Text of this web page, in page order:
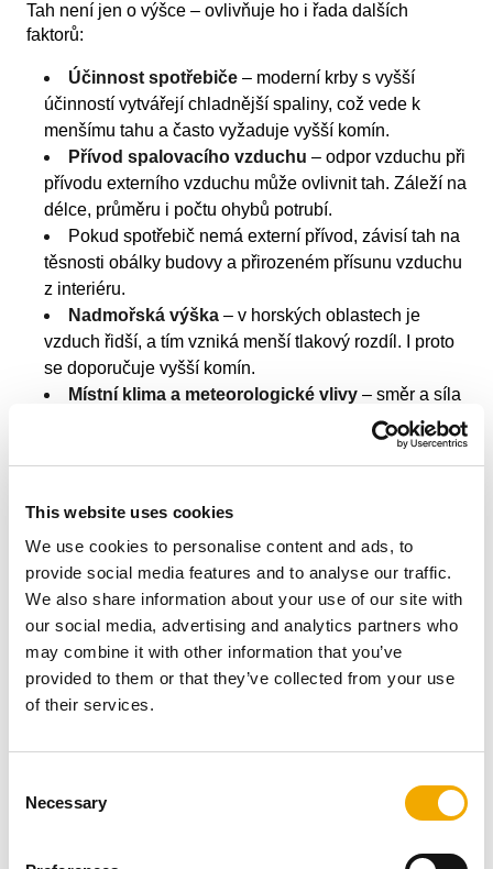
This website uses cookies
We use cookies to personalise content and ads, to
provide social media features and to analyse our traffic.
We also share information about your use of our site with
our social media, advertising and analytics partners who
may combine it with other information that you’ve
provided to them or that they’ve collected from your use
of their services.
Necessary
Tah není jen o výšce – ovlivňuje ho i řada dalších
faktorů:
Účinnost spotřebiče – moderní krby s vyšší
účinností vytvářejí chladnější spaliny, což vede k
menšímu tahu a často vyžaduje vyšší komín.
Přívod spalovacího vzduchu – odpor vzduchu při
přívodu externího vzduchu může ovlivnit tah. Záleží na
délce, průměru i počtu ohybů potrubí.
Pokud spotřebič nemá externí přívod, závisí tah na
těsnosti obálky budovy a přirozeném přísunu vzduchu
z interiéru.
Nadmořská výška – v horských oblastech je
vzduch řidší, a tím vzniká menší tlakový rozdíl. I proto
se doporučuje vyšší komín.
Místní klima a meteorologické vlivy – směr a síla
větru, teplotní inverze nebo vysoká vlhkost mohou tah
Proč je nutný výpočet?